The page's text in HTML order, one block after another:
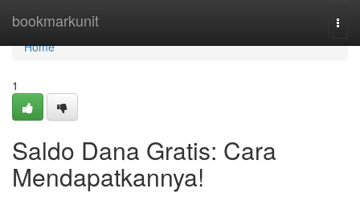
bookmarkunit
Home
Home
1
Saldo Dana Gratis: Cara
Mendapatkannya!